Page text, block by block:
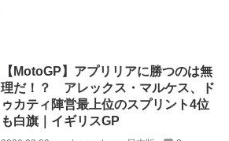
【MotoGP】アプリリアに勝つのは無
理だ！？ アレックス・マルケス、ド
ゥカティ陣営最上位のスプリント4位
も白旗｜イギリスGP